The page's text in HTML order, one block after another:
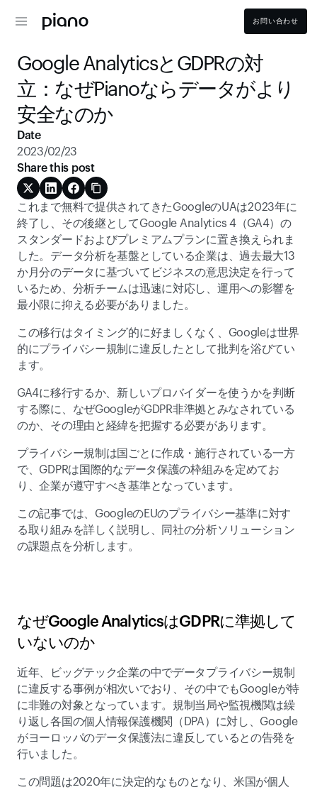
お問い合わせ
Google AnalyticsとGDPRの対
立：なぜPianoならデータがより
安全なのか
これまで無料で提供されてきたGoogleのUAは2023年に
終了し、その後継としてGoogle Analytics 4（GA4）の
スタンダードおよびプレミアムプランに置き換えられま
した。データ分析を基盤としている企業は、過去最大13
か月分のデータに基づいてビジネスの意思決定を行って
いるため、分析チームは迅速に対応し、運用への影響を
最小限に抑える必要がありました。
この移行はタイミング的に好ましくなく、Googleは世界
的にプライバシー規制に違反したとして批判を浴びてい
ます。
GA4に移行するか、新しいプロバイダーを使うかを判断
する際に、なぜGoogleがGDPR非準拠とみなされている
のか、その理由と経緯を把握する必要があります。
プライバシー規制は国ごとに作成・施行されている一方
で、GDPRは国際的なデータ保護の枠組みを定めてお
り、企業が遵守すべき基準となっています。
この記事では、GoogleのEUのプライバシー基準に対す
る取り組みを詳しく説明し、同社の分析ソリューション
の課題点を分析します。
なぜGoogle AnalyticsはGDPRに準拠して
いないのか
近年、ビッグテック企業の中でデータプライバシー規制
に違反する事例が相次いでおり、その中でもGoogleが特
に非難の対象となっています。規制当局や監視機関は繰
り返し各国の個人情報保護機関（DPA）に対し、Google
がヨーロッパのデータ保護法に違反しているとの告発を
行いました。
この問題は2020年に決定的なものとなり、米国が個人
Date
2023/02/23
Share this post